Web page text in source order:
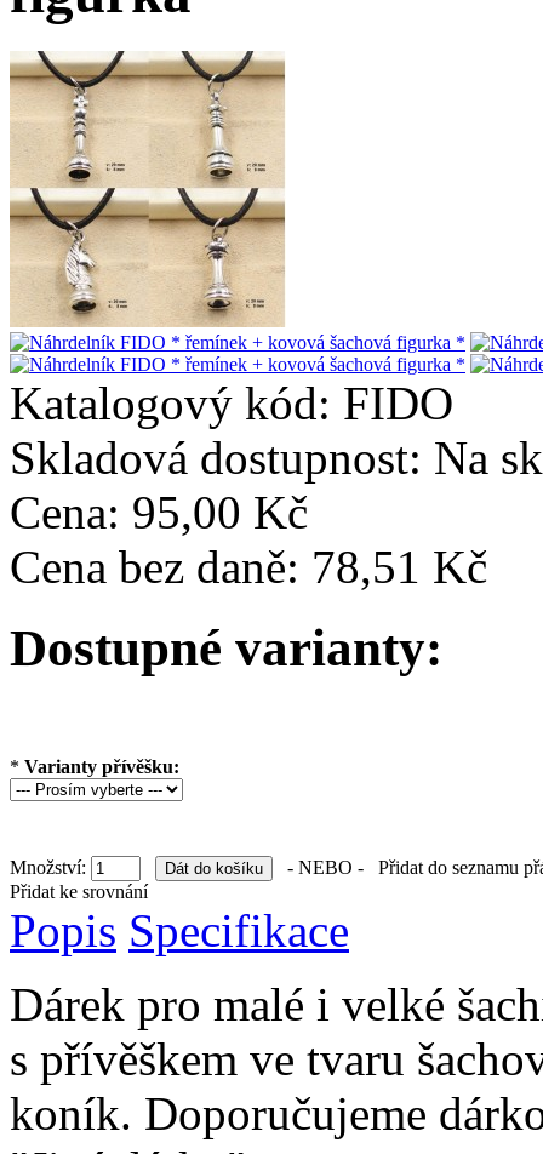
Katalogový kód: FIDO
Skladová dostupnost: Na
Cena: 95,00 Kč
Cena bez daně: 78,51 Kč
Dostupné varianty:
* Varianty přívěšku:
Množství: - NEBO -
Přidat do seznamu
Přidat ke srovnání
Popis Specifikace
Dárek pro malé i velké
s přívěškem ve tvaru
koník. Doporučujeme